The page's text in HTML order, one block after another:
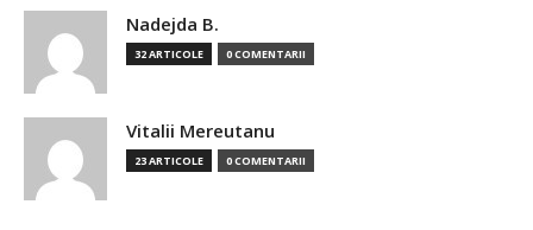
Nadejda B.
32 ARTICOLE 0 COMENTARII
Vitalii Mereutanu
23 ARTICOLE 0 COMENTARII